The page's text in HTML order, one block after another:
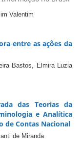
Valentim
entre as ações da
Bastos, Elmira Luzia
das Teorias da
e Analítica
de Contas Nacional
de Miranda